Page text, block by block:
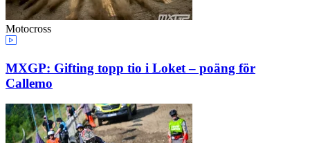
Motocross
MXGP: Gifting topp tio i Loket – poäng för
Callemo